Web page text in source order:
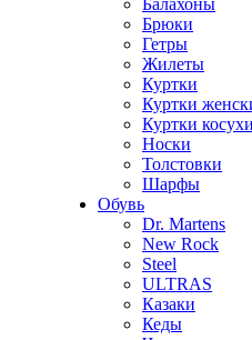
Брюки
Гетры
Жилеты
Куртки
Куртки
Куртки косухи
Носки
Толстовки
Шарфы
Обувь
Dr. Martens
New Rock
Steel
ULTRAS
Казаки
Кеды